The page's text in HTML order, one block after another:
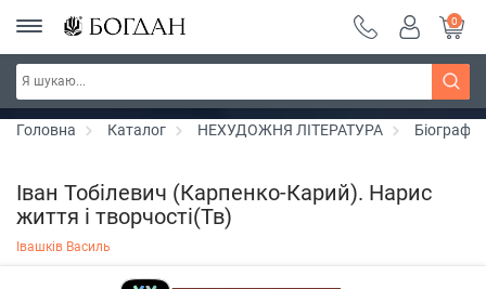
РОЗПРОДАЖ ~ 150 грн ~ 200 грн ~ 250 грн ~
300 грн ~ РОЗПРОДАЖ
Дізнатись більше
0
Головна Каталог НЕХУДОЖНЯ ЛІТЕРАТУРА
Іван Тобілевич (Карпенко-Карий). Нарис
життя і творчості(Тв)
Івашків Василь